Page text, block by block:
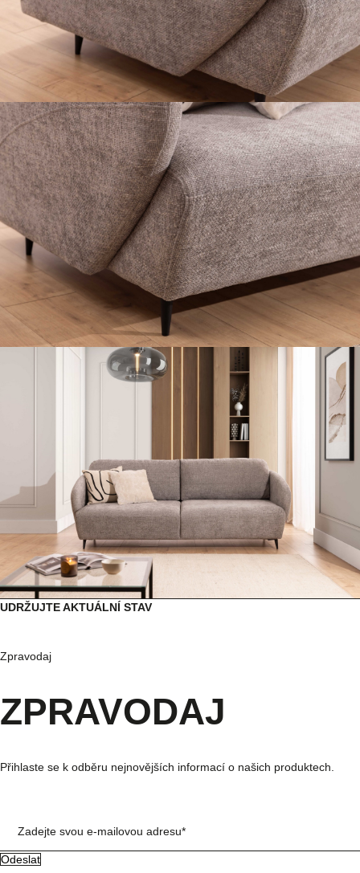
UDRŽUJTE AKTUÁLNÍ STAV
Zpravodaj
ZPRAVODAJ
Přihlaste se k odběru nejnovějších informací o našich produktech.
Zadejte svou e-mailovou adresu*